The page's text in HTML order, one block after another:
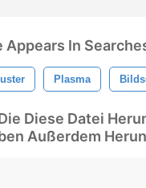
Appears In
Plasma
Diese Datei
Außerdem